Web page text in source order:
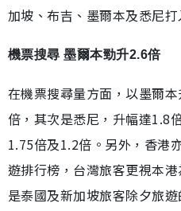
加坡、布吉、墨爾本及悉尼打
機票搜尋 墨爾本勁升2.6倍
在機票搜尋量方面，以墨爾
倍，其次是悉尼，升幅達1.8
1.75倍及1.2倍。另外，香港
遊排行榜，台灣旅客更視本
是泰國及新加坡旅客除夕旅